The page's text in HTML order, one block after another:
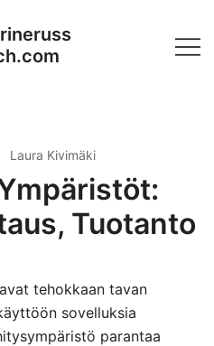
Laura Kivimäki
Tuotanto
tehokkaan tavan
sovelluksia
parantaa